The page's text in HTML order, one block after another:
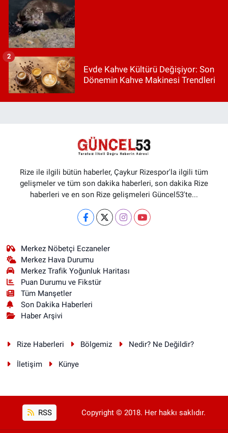
Evde Kahve Kültürü Değişiyor: Son
Dönemin Kahve Makinesi Trendleri
2
Rize ile ilgili bütün haberler, Çaykur Rizespor'la ilgili tüm
gelişmeler ve tüm son dakika haberleri, son dakika Rize
haberleri ve en son Rize gelişmeleri Güncel53'te...
Merkez Nöbetçi Eczaneler
Merkez Hava Durumu
Merkez Trafik Yoğunluk Haritası
Puan Durumu ve Fikstür
Tüm Manşetler
Son Dakika Haberleri
Haber Arşivi
Rize Haberleri Bölgemiz Nedir? Ne Değildir?
İletişim Künye
RSS Copyright © 2018. Her hakkı saklıdır.